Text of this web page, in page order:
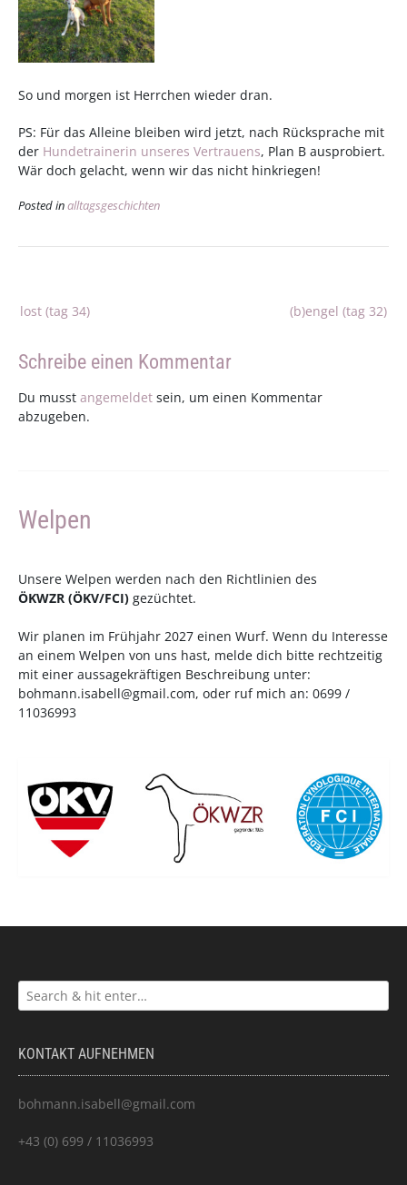
So und morgen ist Herrchen wieder dran.
PS: Für das Alleine bleiben wird jetzt, nach Rücksprache mit
der Hundetrainerin unseres Vertrauens, Plan B ausprobiert.
Wär doch gelacht, wenn wir das nicht hinkriegen!
Posted inalltagsgeschichten
(b)engel (tag 32)
lost (tag 34)
Schreibe einen Kommentar
Du musst angemeldet sein, um einen Kommentar
abzugeben.
Welpen
Unsere Welpen werden nach den Richtlinien des
ÖKWZR (ÖKV/FCI) gezüchtet.
Wir planen im Frühjahr 2027 einen Wurf. Wenn du Interesse
an einem Welpen von uns hast, melde dich bitte rechtzeitig
mit einer aussagekräftigen Beschreibung unter:
bohmann.isabell@gmail.com, oder ruf mich an: 0699 /
11036993
KONTAKT AUFNEHMEN
bohmann.isabell@gmail.com
+43 (0) 699 / 11036993